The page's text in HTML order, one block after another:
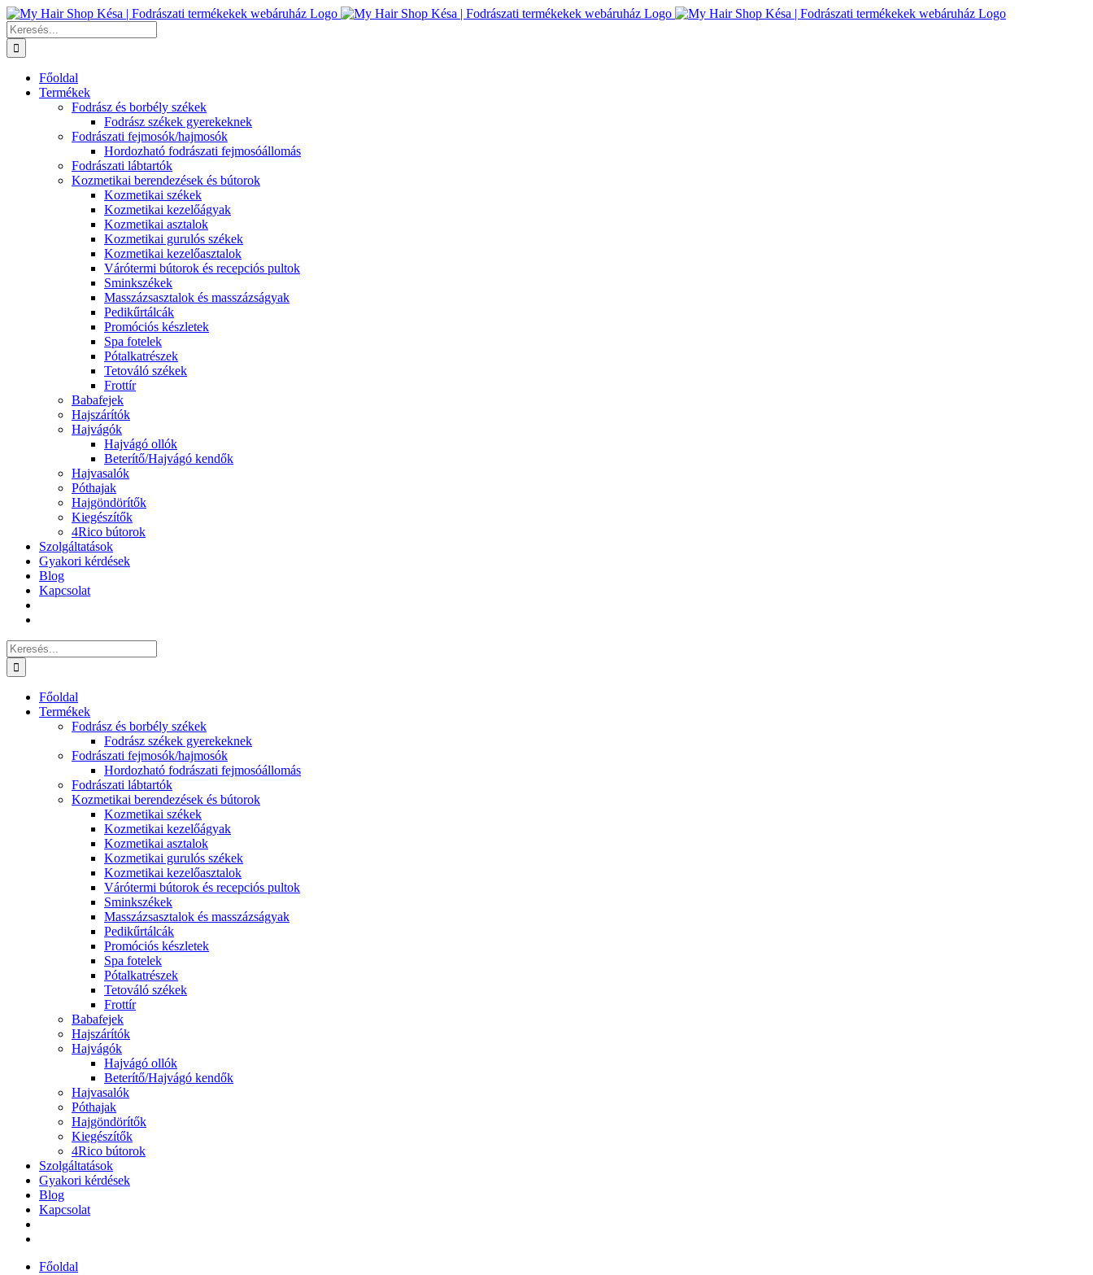
Kihagyás
Keresés...
Főoldal
Termékek
Fodrász és borbély székek
Fodrász székek gyerekeknek
Fodrászati fejmosók/hajmosók
Hordozható fodrászati fejmosóállomás
Fodrászati lábtartók
Kozmetikai berendezések és bútorok
Kozmetikai székek
Kozmetikai kezelőágyak
Kozmetikai asztalok
Kozmetikai gurulós székek
Kozmetikai kezelőasztalok
Várótermi bútorok és recepciós pultok
Sminkszékek
Masszázsasztalok és masszázságyak
Pedikűrtálcák
Promóciós készletek
Spa fotelek
Pótalkatrészek
Tetováló székek
Frottír
Babafejek
Hajszárítók
Hajvágók
Hajvágó ollók
Beterítő/Hajvágó kendők
Hajvasalók
Póthajak
Hajgöndörítők
Kiegészítők
4Rico bútorok
Szolgáltatások
Gyakori kérdések
Blog
Kapcsolat
Keresés...
Főoldal
Termékek
Fodrász és borbély székek
Fodrász székek gyerekeknek
Fodrászati fejmosók/hajmosók
Hordozható fodrászati fejmosóállomás
Fodrászati lábtartók
Kozmetikai berendezések és bútorok
Kozmetikai székek
Kozmetikai kezelőágyak
Kozmetikai asztalok
Kozmetikai gurulós székek
Kozmetikai kezelőasztalok
Várótermi bútorok és recepciós pultok
Sminkszékek
Masszázsasztalok és masszázságyak
Pedikűrtálcák
Promóciós készletek
Spa fotelek
Pótalkatrészek
Tetováló székek
Frottír
Babafejek
Hajszárítók
Hajvágók
Hajvágó ollók
Beterítő/Hajvágó kendők
Hajvasalók
Póthajak
Hajgöndörítők
Kiegészítők
4Rico bútorok
Szolgáltatások
Gyakori kérdések
Blog
Kapcsolat
Főoldal